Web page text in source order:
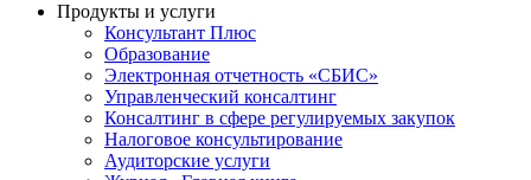
Продукты и услуги
Консультант Плюс
Образование
Электронная отчетность «СБИС»
Управленческий консалтинг
Консалтинг в сфере регулируемых закупок
Налоговое консультирование
Аудиторские услуги